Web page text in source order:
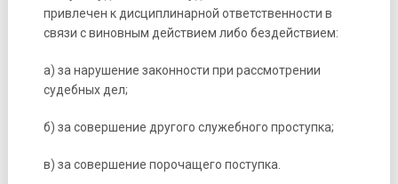
привлечен к дисциплинарной ответственности в
связи с виновным действием либо бездействием:
а) за нарушение законности при рассмотрении
судебных дел;
б) за совершение другого служебного проступка;
в) за совершение порочащего поступка.